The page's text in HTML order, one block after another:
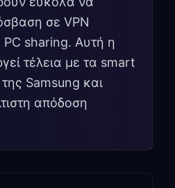
σε VPN
sharing. Αυτή η
τέλεια με τα smart
Samsung και
απόδοση